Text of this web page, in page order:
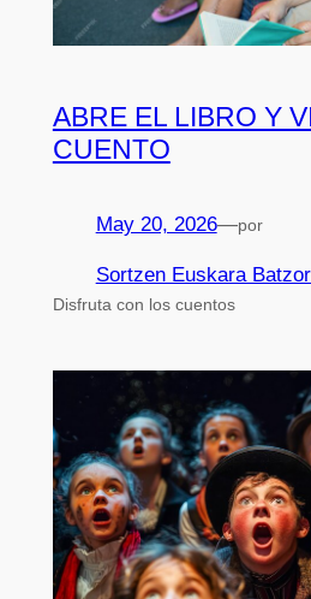
ABRE EL LIBRO Y
CUENTO
May 20, 2026—por
Sortzen Euskara
Disfruta con los cuentos